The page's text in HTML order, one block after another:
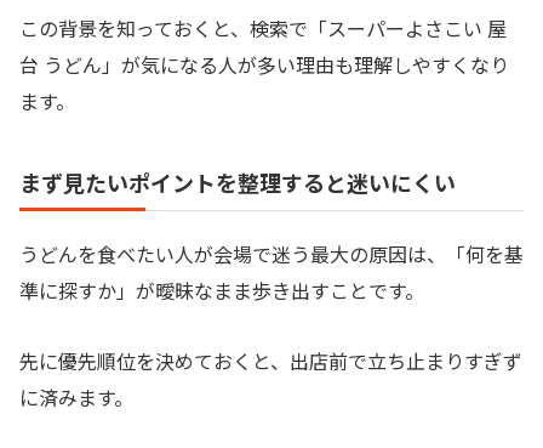
この背景を知っておくと、検索で「スーパーよさこい 屋
台 うどん」が気になる人が多い理由も理解しやすくなり
ます。
まず見たいポイントを整理すると迷いにくい
うどんを食べたい人が会場で迷う最大の原因は、「何を基
準に探すか」が曖昧なまま歩き出すことです。
先に優先順位を決めておくと、出店前で立ち止まりすぎず
に済みます。